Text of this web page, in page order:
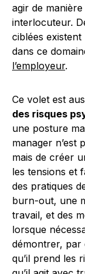
agir de
interlocuteur.
ciblées
dans ce
l’employeur.
Ce volet est
des risques
une posture
manager n’est
mais de créer
les tensions et
des pratiques
burn-out, une
travail, et des
lorsque
démontrer, par
qu’il prend les